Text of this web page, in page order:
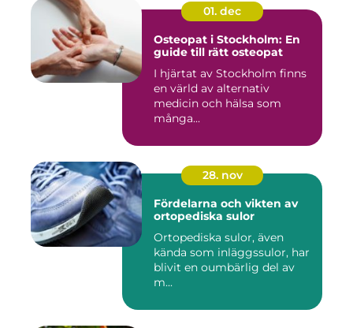
01. dec
Osteopat i Stockholm: En
guide till rätt osteopat
I hjärtat av Stockholm finns
en värld av alternativ
medicin och hälsa som
många...
28. nov
Fördelarna och vikten av
ortopediska sulor
Ortopediska sulor, även
kända som inläggssulor, har
blivit en oumbärlig del av
m...